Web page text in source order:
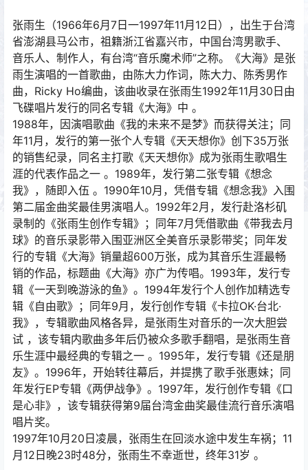
张雨生（1966年6月7日一1997年11月12日），出生于台湾
省澎湖县马公市，祖籍浙江省嘉兴市，中国台湾男歌手、
音乐人、制作人，有台湾“音乐魔术师”之称。《大海》是张
雨生演唱的一首歌曲，由陈大力作词，陈大力、陈秀男作
曲，Ricky Ho编曲，该曲收录在张雨生1992年11月30日由
飞碟唱片发行的同名专辑《大海》中 。
1988年，因演唱歌曲《我的未来不是梦》而获得关注；同
年11月，发行的第一张个人专辑《天天想你》创下35万张
的销售纪录，同名主打歌《天天想你》成为张雨生歌唱生
涯的代表作品之一 。1989年，发行第二张专辑《想念
我》，随即入伍 。1990年10月，凭借专辑《想念我》入围
第二届金曲奖最佳男演唱人。1992年2月，发行赴洛杉矶
录制的《张雨生创作专辑》；同年7月凭借歌曲《带我去月
球》的音乐录影带入围亚洲区全美音乐录影带奖；同年发
行的专辑《大海》销量超600万张，成为其音乐生涯最畅
销的作品，标题曲《大海》亦广为传唱。1993年，发行专
辑《一天到晚游泳的鱼》。1994年发行个人创作加精选专
辑《自由歌》；同年9月，发行创作专辑《卡拉OK·台北·
我》，专辑歌曲风格各异，是张雨生对音乐的一次大胆尝
试 ，该专辑内歌曲多年后仍被众多歌手翻唱，是张雨生音
乐生涯中最经典的专辑之一 。1995年，发行专辑《还是朋
友》。1996年，开始转往幕后，并提携了歌手张惠妹；同
年发行EP专辑《两伊战争》。1997年，发行创作专辑《口
是心非》，该专辑获得第9届台湾金曲奖最佳流行音乐演唱
唱片奖。
1997年10月20日凌晨，张雨生在回淡水途中发生车祸；11
月12日晚23时48分，张雨生不幸逝世，终年31岁 。